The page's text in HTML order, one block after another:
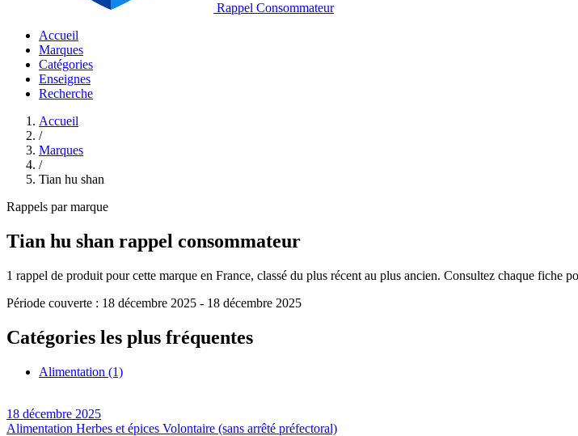
Rappel Consommateur
Accueil
Marques
Catégories
Enseignes
Recherche
Accueil
/
Marques
/
Tian hu shan
Rappels par marque
Tian hu shan rappel consommateur
1 rappel de produit pour cette marque en France, classé du plus récent au plus ancien. Consultez chaque fiche
Période couverte : 18 décembre 2025 - 18 décembre 2025
Catégories les plus fréquentes
Alimentation (1)
18 décembre 2025
Alimentation Herbes et épices Volontaire (sans arrêté préfectoral)